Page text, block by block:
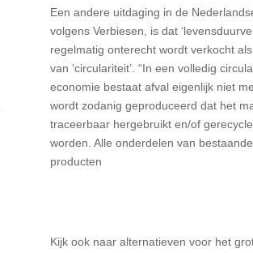
Een andere uitdaging in de
volgens Verbiesen, is dat
regelmatig onterecht wordt verkocht
van ‘circulariteit’. “In een volledig
economie bestaat afval eigenlijk niet
wordt zodanig geproduceerd dat het
traceerbaar hergebruikt en/of
worden. Alle onderdelen van bestaande
producten
Kijk ook naar alternatieven voor het